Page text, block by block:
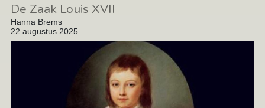
De Zaak Louis XVII
Hanna Brems
22 augustus 2025